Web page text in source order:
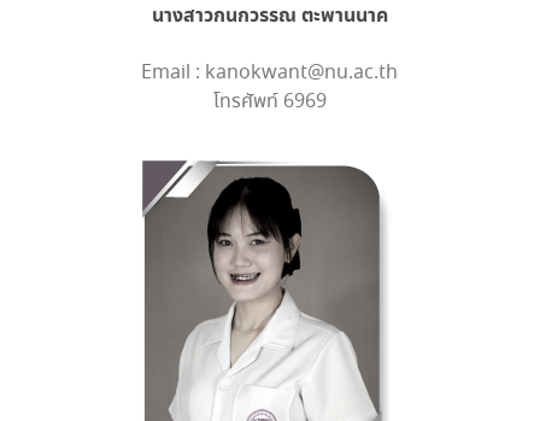
นางสาวกนกวรรณ ตะพานนาค
Email : kanokwant@nu.ac.th
โทรศัพท์ 6969